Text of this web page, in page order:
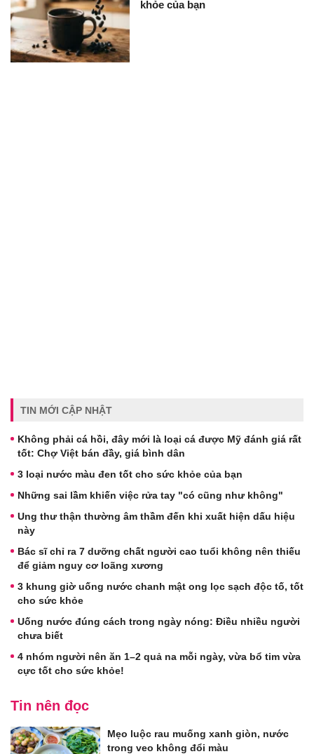
khỏe của bạn
TIN MỚI CẬP NHẬT
Không phải cá hồi, đây mới là loại cá được Mỹ đánh giá rất
tốt: Chợ Việt bán đầy, giá bình dân
3 loại nước màu đen tốt cho sức khỏe của bạn
Những sai lầm khiến việc rửa tay "có cũng như không"
Ung thư thận thường âm thầm đến khi xuất hiện dấu hiệu
này
Bác sĩ chỉ ra 7 dưỡng chất người cao tuổi không nên thiếu
để giảm nguy cơ loãng xương
3 khung giờ uống nước chanh mật ong lọc sạch độc tố, tốt
cho sức khỏe
Uống nước đúng cách trong ngày nóng: Điều nhiều người
chưa biết
4 nhóm người nên ăn 1–2 quả na mỗi ngày, vừa bổ tim vừa
cực tốt cho sức khỏe!
Tin nên đọc
Mẹo luộc rau muống xanh giòn, nước
trong veo không đổi màu